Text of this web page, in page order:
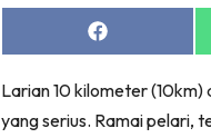
Share
on
Larian 10 kilometer
yang serius. Ramai pelari,